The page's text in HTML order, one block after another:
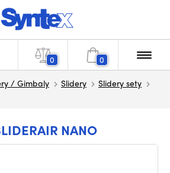
0 0
/ Gimbaly Slidery
Slidery sety
NANO